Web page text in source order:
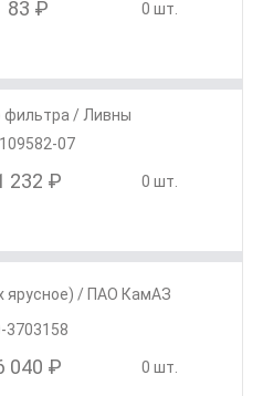
83 ₽ 0 шт.
фильтра / Ливны
07
232 ₽ 0 шт.
ярусное) / ПАО КамАЗ
3703158
040 ₽ 0 шт.